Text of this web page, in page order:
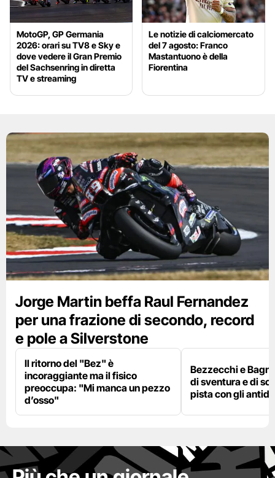
MotoGP, GP Germania
2026: orari su TV8 e Sky e
dove vedere il Gran Premio
del Sachsenring in diretta
TV e streaming
Le notizie di calciomercato
del 7 agosto: Franco
Mastantuono è della
Fiorentina
Jorge Martin beffa Raul Fernandez
per una frazione di secondo, record
e pole a Silverstone
Il ritorno del "Bez" è
incoraggiante ma il fisico
preoccupa: "Mi manca un pezzo
d’osso"
Bezzecchi e
di sventura e di
pista con gli